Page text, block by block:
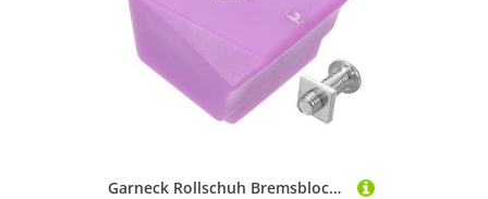
Garneck Rollschuh Bremsblock Ersatz mit Schraube Professioneller Stoßdämpfender Roller Skate Bremsbelag Passform Sichtbares Verschleißfestes Bremszubehör für Jugend Inline Skates Lila